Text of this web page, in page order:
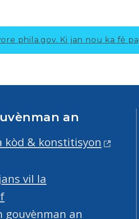
phila.gov. Ki jan nou ka fè
an
kòd & konstitisyon
vil la
gouvènman an